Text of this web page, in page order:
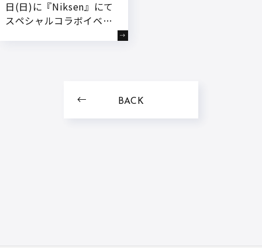
日(日)に『Niksen』にて
スペシャルコラボイベン
BACK